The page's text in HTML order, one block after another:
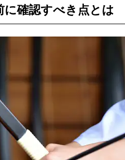
に確認すべき点とは